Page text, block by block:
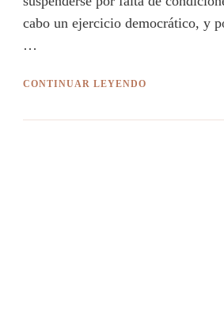
cabo un ejercicio democrático, y
…
CONTINUAR LEYENDO